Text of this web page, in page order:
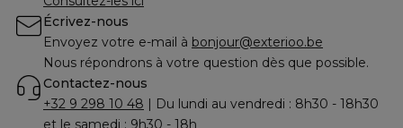
Écrivez-nous
Envoyez votre e-mail à bonjour@exterioo.be
Nous répondrons à votre question dès que possible.
Contactez-nous
+32 9 298 10 48 | Du lundi au vendredi : 8h30 - 18h30
et le samedi : 9h30 - 18h